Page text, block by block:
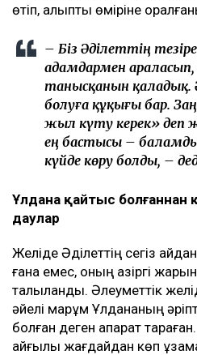
өтіп, қалыпты өміріне
– Біз Әділеттің
адамдармен
танысқанын
болуға құқығы бар.
жыл күту керек» деп
ең бастысы –
күйде көру болды, –
Ұлдана қайтыс болғаннан
даулар
Желіде Әділеттің сегіз айдан
ғана емес, оның қазіргі
талқыланды. Әлеуметтік
әйелі марқұм Ұлдананың
болған деген ақпарат
қайғылы жағдайдан көп